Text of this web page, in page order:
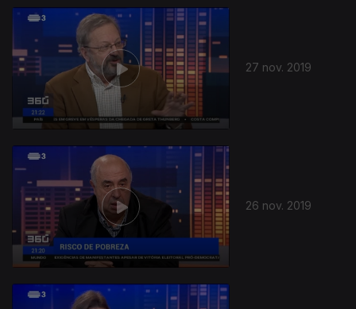
27 nov. 2019
26 nov. 2019